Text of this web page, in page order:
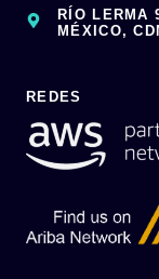
RÍO LERMA
MÉXICO,
REDES